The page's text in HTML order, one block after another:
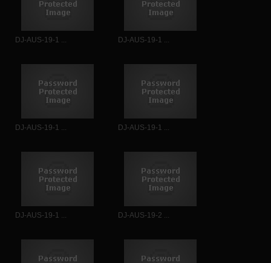
DJ-AUS-19-1 ... DJ-AUS-19-1 ...
DJ-AUS-19-1 ... DJ-AUS-19-1 ...
DJ-AUS-19-1 ... DJ-AUS-19-2 ...